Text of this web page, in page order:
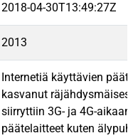
2018-04-30T13:49:27Z
2013
Internetiä käyttävien
kasvanut
siirryttiin 3G- ja 4G-
päätelaitteet kuten